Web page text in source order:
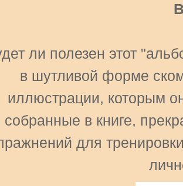
ли полезен этот
в шутливой форме
иллюстрации, которым
собранные в книге,
для